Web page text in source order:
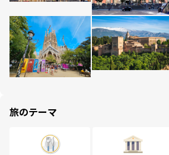
旅のテーマ